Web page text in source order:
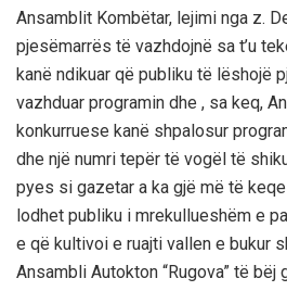
Ansamblit Kombëtar, lejimi nga z.
pjesëmarrës të vazhdojnë sa t’u
kanë ndikuar që publiku të lëshojë
vazhduar programin dhe , sa keq,
konkurruese kanë shpalosur
dhe një numri tepër të vogël të
pyes si gazetar a ka gjë më të
lodhet publiku i mrekullueshëm e
e që kultivoi e ruajti vallen e bukur
Ansambli Autokton “Rugova” të